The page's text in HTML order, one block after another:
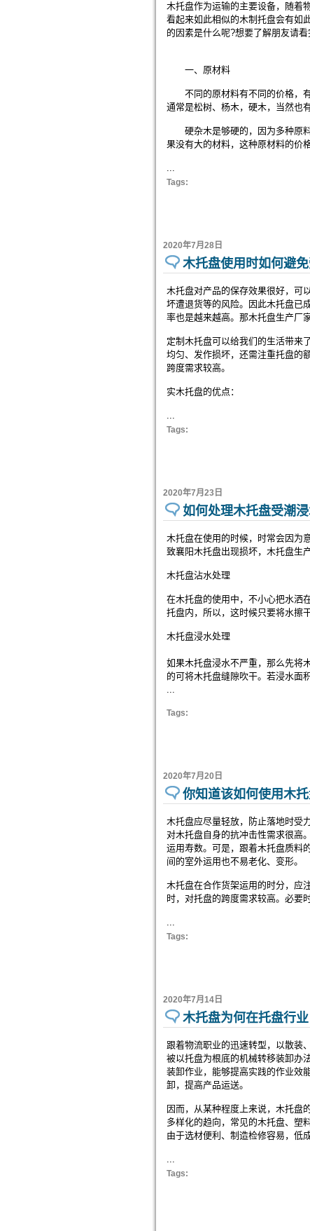
木托盘作为运输的主要设备，随着
看起来如此相似的木制托盘会有如
的因素是什么呢?想要了解朋友请
一、原材料
不同的原材料有不同的价格，有
通常是松树、杨木，硬木，当然也
硬杂木是够硬的，因为多种原料
果没有大的材料，这种原材料的价
...
Tags:
2020年7月28日
木托盘使用时如何避
木托盘对产品的保存效果很好，可
坏遭退货等的风险。因此木托盘已
率也是越来越高。那木托盘生产厂
定制木托盘可以给我们的生活带来
均匀、发作损坏，还需注重托盘的
跨度需求较高。
实木托盘的优点：
...
Tags:
2020年7月23日
如何处理木托盘受潮
木托盘在使用的时候，时常会因为
致襄阳木托盘出现损坏，木托盘生
木托盘沾水处理
在木托盘的使用中，不小心把水洒
托盘内，所以，这时候只要将水擦
木托盘浸水处理
如果木托盘浸水不严重，那么先将
的可将木托盘缝隙吹干。若浸水面
...
Tags:
2020年7月20日
你知道该如何使用木
木托盘应尽量轻放，防止落地时受
对木托盘自身的抗冲击性需求很高
运用寿数。可是，跟着木托盘质料
间的室外运用也不易老化、变形。
木托盘在合作货架运用的时分，应
时，对托盘的跨度需求较高。必要
...
Tags:
2020年7月14日
木托盘为何在托盘行
跟着物流职业的迅速转型，以散装
被以托盘为根底的机械转移装卸办
装卸作业，能够提高实践的作业效
卸，提高产品运送。
因而，从某种程度上来说，木托盘
多样化的趋向，常见的木托盘、塑
由于选材便利、制造检修容易，低
...
Tags: